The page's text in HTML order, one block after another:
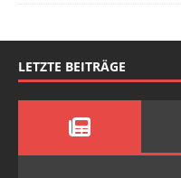
LETZTE BEITRÄGE